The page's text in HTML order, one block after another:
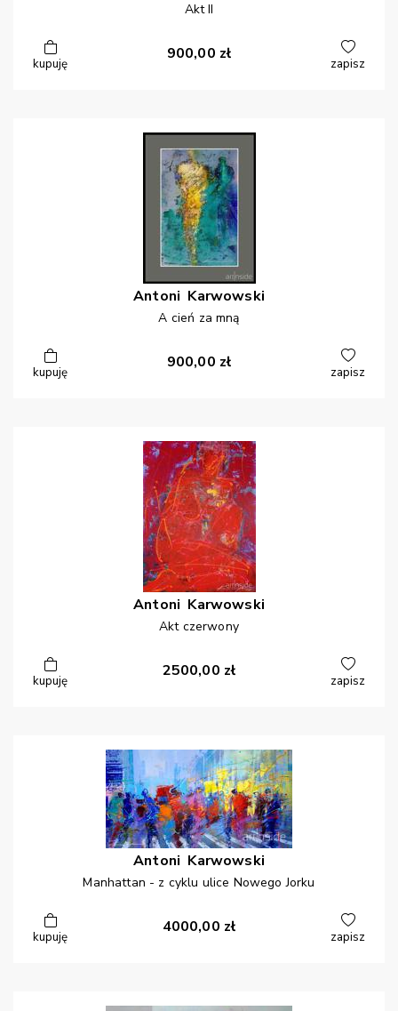
Akt II
kupuję
900,00 zł
zapisz
Antoni Karwowski
A cień za mną
kupuję
900,00 zł
zapisz
Antoni Karwowski
Akt czerwony
kupuję
2500,00 zł
zapisz
Antoni Karwowski
Manhattan - z cyklu ulice Nowego Jorku
kupuję
4000,00 zł
zapisz